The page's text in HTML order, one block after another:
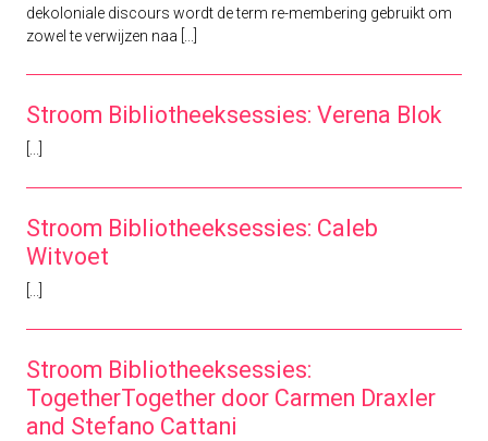
dekoloniale discours wordt de term re-membering gebruikt om
zowel te verwijzen naa [...]
Stroom Bibliotheeksessies: Verena Blok
Stroom Bibliotheeksessies: Caleb
Witvoet
Stroom Bibliotheeksessies:
TogetherTogether door Carmen Draxler
and Stefano Cattani